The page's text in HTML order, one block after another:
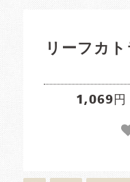
リーフカ
1,069円